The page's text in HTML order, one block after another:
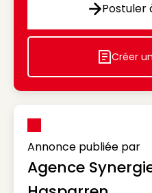
Créer
Annonce publiée par
Agence